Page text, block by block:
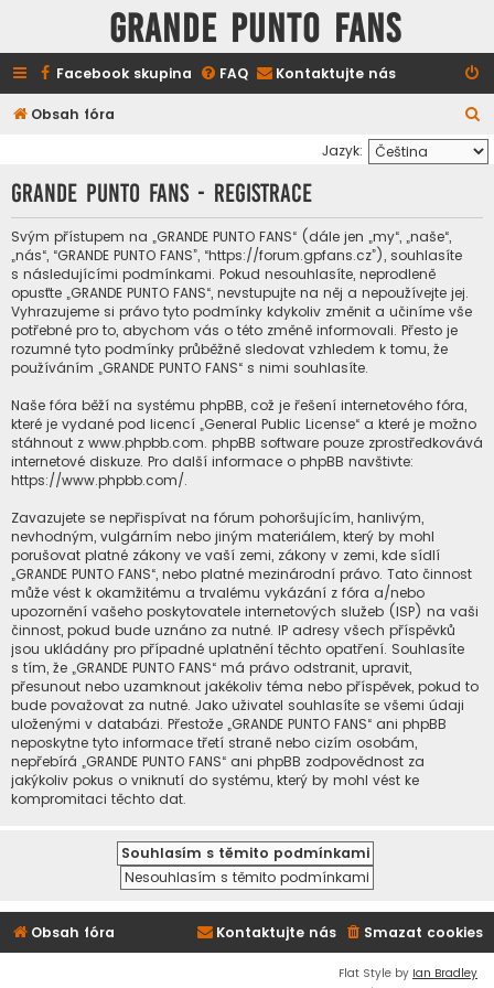
GRANDE PUNTO FANS
Facebook skupina FAQ Kontaktujte nás
Obsah fóra
l
e
Jazyk:
GRANDE PUNTO FANS - Registrace
Svým přístupem na „GRANDE PUNTO FANS“ (dále jen „my“, „naše“,
„nás“, “GRANDE PUNTO FANS”, “https://forum.gpfans.cz”), souhlasíte
s následujícími podmínkami. Pokud nesouhlasíte, neprodleně
opusťte „GRANDE PUNTO FANS“, nevstupujte na něj a nepoužívejte jej.
Vyhrazujeme si právo tyto podmínky kdykoliv změnit a učiníme vše
potřebné pro to, abychom vás o této změně informovali. Přesto je
rozumné tyto podmínky průběžně sledovat vzhledem k tomu, že
používáním „GRANDE PUNTO FANS“ s nimi souhlasíte.
Naše fóra běží na systému phpBB, což je řešení internetového fóra,
které je vydané pod licencí „General Public License“ a které je možno
stáhnout z www.phpbb.com. phpBB software pouze zprostředkovává
internetové diskuze. Pro další informace o phpBB navštivte:
https://www.phpbb.com/.
Zavazujete se nepřispívat na fórum pohoršujícím, hanlivým,
nevhodným, vulgárním nebo jiným materiálem, který by mohl
porušovat platné zákony ve vaší zemi, zákony v zemi, kde sídlí
„GRANDE PUNTO FANS“, nebo platné mezinárodní právo. Tato činnost
může vést k okamžitému a trvalému vykázání z fóra a/nebo
upozornění vašeho poskytovatele internetových služeb (ISP) na vaši
činnost, pokud bude uznáno za nutné. IP adresy všech příspěvků
jsou ukládány pro případné uplatnění těchto opatření. Souhlasíte
s tím, že „GRANDE PUNTO FANS“ má právo odstranit, upravit,
přesunout nebo uzamknout jakékoliv téma nebo příspěvek, pokud to
bude považovat za nutné. Jako uživatel souhlasíte se všemi údaji
uloženými v databázi. Přestože „GRANDE PUNTO FANS“ ani phpBB
neposkytne tyto informace třetí straně nebo cizím osobám,
nepřebírá „GRANDE PUNTO FANS“ ani phpBB zodpovědnost za
jakýkoliv pokus o vniknutí do systému, který by mohl vést ke
kompromitaci těchto dat.
Obsah fóra Smazat cookies
Kontaktujte nás
Flat Style by Ian Bradley